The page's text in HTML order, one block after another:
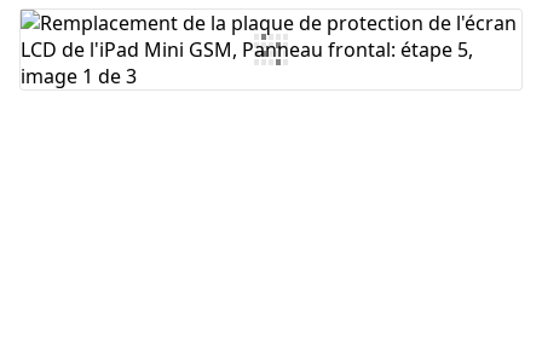
Ajouter un commentaire